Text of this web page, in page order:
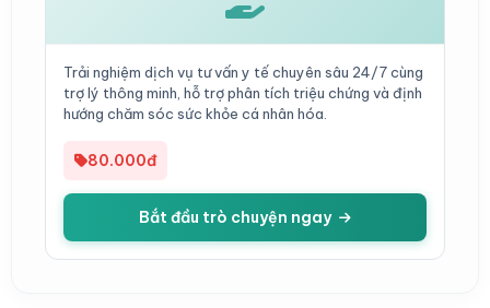
Trải nghiệm dịch vụ tư vấn y tế chuyên sâu 24/7 cùng
trợ lý thông minh, hỗ trợ phân tích triệu chứng và định
hướng chăm sóc sức khỏe cá nhân hóa.
80.000đ
Bắt đầu trò chuyện ngay